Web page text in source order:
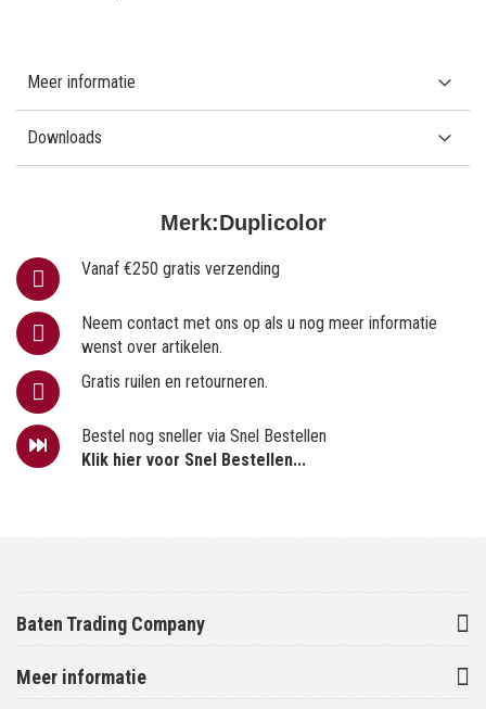
Merk:Duplicolor
Vanaf €250 gratis verzending
Neem contact met ons op als u nog meer informatie
wenst over artikelen.
Gratis ruilen en retourneren.
Bestel nog sneller via Snel Bestellen
Klik hier voor Snel Bestellen...
Meer informatie
Downloads
Baten Trading Company
Meer informatie